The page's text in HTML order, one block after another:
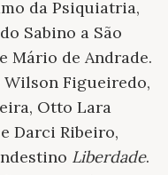
da Psiquiatria,
Sabino a São
Mário de Andrade.
Wilson Figueiredo,
Otto Lara
Darci Ribeiro,
Liberdade.